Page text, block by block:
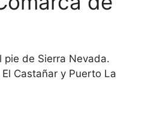
pie de Sierra Nevada.
Castañar y Puerto La